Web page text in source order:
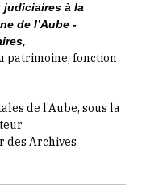
judiciaires à la
de l’Aube -
patrimoine, fonction
de l’Aube, sous la
des Archives